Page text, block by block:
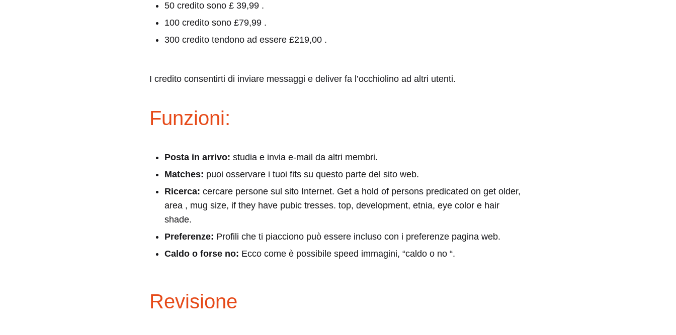
A
Dating
Website
But
In
Reality
It’s
A
Scam
50 credito sono £ 39,99 .
100 credito sono £79,99 .
300 credito tendono ad essere £219,00 .
I credito consentirti di inviare messaggi e deliver fa l’occhiolino ad altri utenti.
Funzioni:
Posta in arrivo: studia e invia e-mail da altri membri.
Matches: puoi osservare i tuoi fits su questo parte del sito web.
Ricerca: cercare persone sul sito Internet. Get a hold of persons predicated on get older,
area , mug size, if they have pubic tresses. top, development, etnia, eye color e hair
shade.
Preferenze: Profili che ti piacciono può essere incluso con i preferenze pagina web.
Caldo o forse no: Ecco come è possibile speed immagini, “caldo o no “.
Revisione